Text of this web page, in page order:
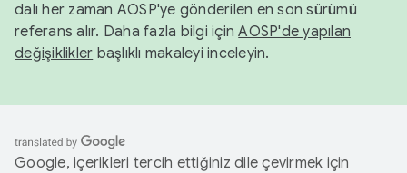
dalı her zaman AOSP'ye gönderilen en son sürümü
referans alır. Daha fazla bilgi içinAOSP'de yapılan
değişiklikler başlıklı makaleyi inceleyin.
Google, içerikleri tercih ettiğiniz dile çevirmek için